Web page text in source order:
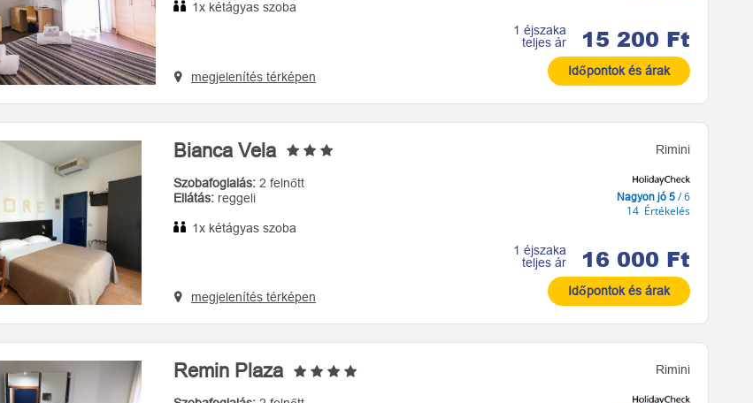
1x kétágyas szoba
1 éjszaka
teljes ár
15 200 Ft
Időpontok és árak
megjelenítés térképen
Bianca Vela Rimini
Nagyon jó 5 / 6
14 Értékelés
Szobafoglalás:2 felnőtt
Ellátás:reggeli
1x kétágyas szoba
1 éjszaka
teljes ár
16 000 Ft
Időpontok és árak
megjelenítés térképen
Remin Plaza Rimini